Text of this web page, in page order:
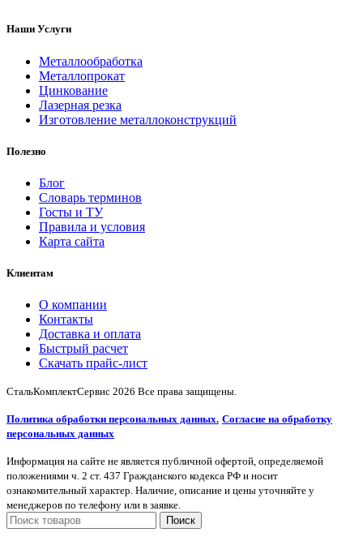
Наши Услуги
Металлообработка
Металлопрокат
Цинкование
Лазерная резка
Изготовление металлоконструкций
Полезно
Блог
Словарь терминов
Госты и ТУ
Правила и условия
Карта сайта
Клиентам
О компании
Контакты
Доставка и оплата
Быстрый расчет
Скачать прайс-лист
СтальКомплектСервис 2026 Все права защищены.
Политика обработки персональных данных. Согласие на обработку
персональных данных
Информация на сайте не является публичной офертой, определяемой
положениями ч. 2 ст. 437 Гражданского кодекса РФ и носит
ознакомительный характер. Наличие, описание и цены уточняйте у
менеджеров по телефону или в заявке.
Поиск